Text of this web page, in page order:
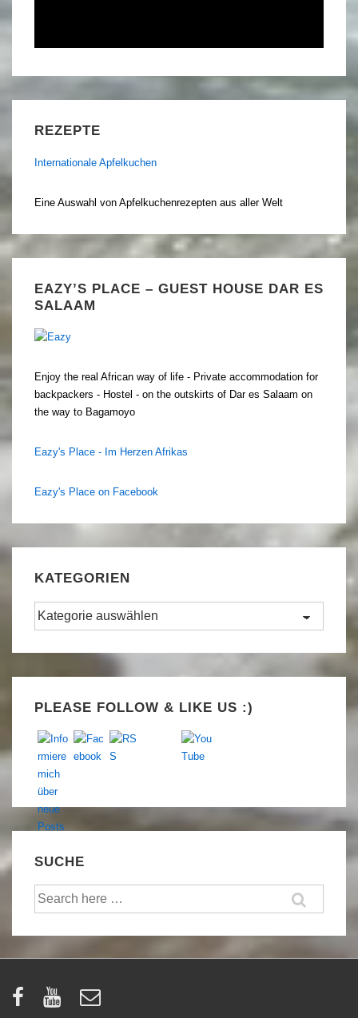
REZEPTE
Internationale Apfelkuchen
Eine Auswahl von Apfelkuchenrezepten aus aller Welt
EAZY’S PLACE – GUEST HOUSE DAR ES
SALAAM
Enjoy the real African way of life - Private accommodation for
backpackers - Hostel - on the outskirts of Dar es Salaam on
the way to Bagamoyo
Eazy's Place - Im Herzen Afrikas
Eazy's Place on Facebook
KATEGORIEN
Kategorien
PLEASE FOLLOW & LIKE US :)
SUCHE
Suche
nach: